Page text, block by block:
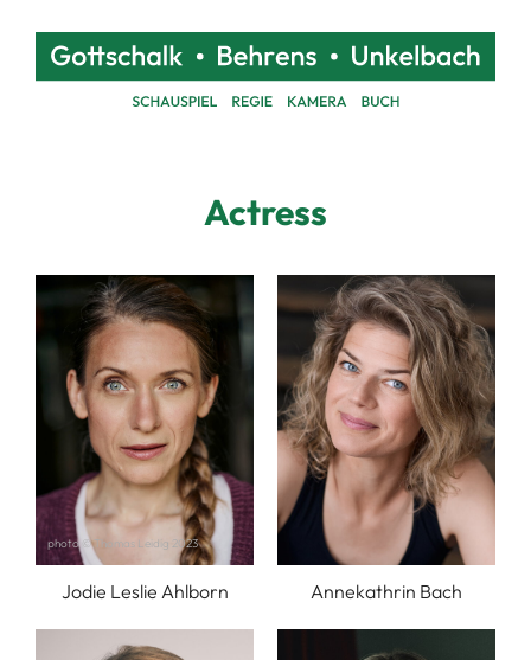
Actress
Jodie Leslie Ahlborn
photo © Thomas Leidig 2023
Annekathrin Bach